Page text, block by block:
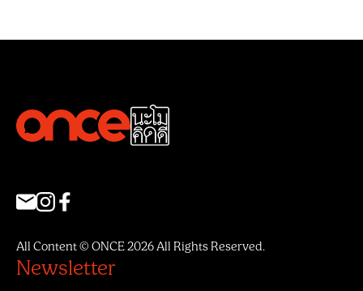
All Content © ONCE 2026 All Rights Reserved.
Newsletter